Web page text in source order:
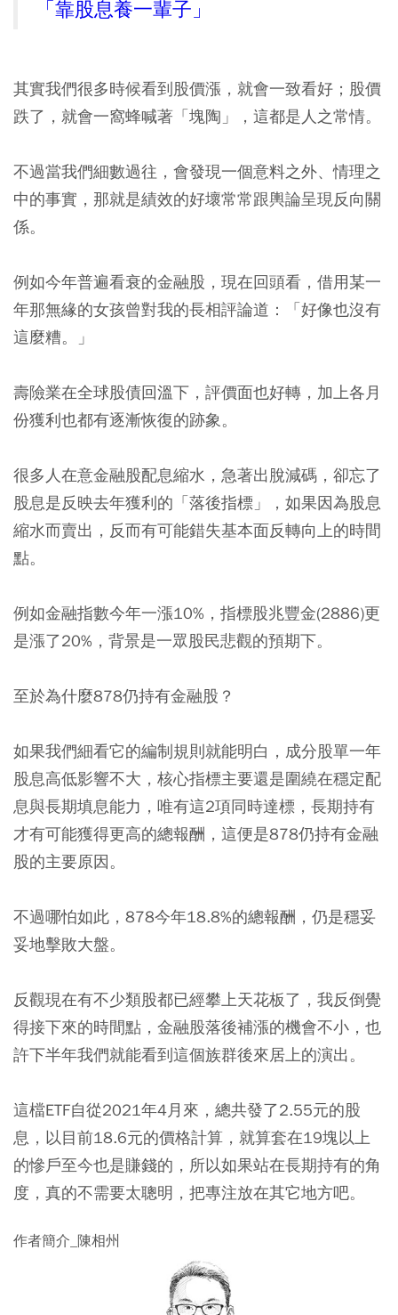
「靠股息養一輩子」
其實我們很多時候看到股價漲，就會一致看好；股價
跌了，就會一窩蜂喊著「塊陶」，這都是人之常情。
不過當我們細數過往，會發現一個意料之外、情理之
中的事實，那就是績效的好壞常常跟輿論呈現反向關
係。
例如今年普遍看衰的金融股，現在回頭看，借用某一
年那無緣的女孩曾對我的長相評論道：「好像也沒有
這麼糟。」
壽險業在全球股債回溫下，評價面也好轉，加上各月
份獲利也都有逐漸恢復的跡象。
很多人在意金融股配息縮水，急著出脫減碼，卻忘了
股息是反映去年獲利的「落後指標」，如果因為股息
縮水而賣出，反而有可能錯失基本面反轉向上的時間
點。
例如金融指數今年一漲10%，指標股兆豐金(2886)更
是漲了20%，背景是一眾股民悲觀的預期下。
至於為什麼878仍持有金融股？
如果我們細看它的編制規則就能明白，成分股單一年
股息高低影響不大，核心指標主要還是圍繞在穩定配
息與長期填息能力，唯有這2項同時達標，長期持有
才有可能獲得更高的總報酬，這便是878仍持有金融
股的主要原因。
不過哪怕如此，878今年18.8%的總報酬，仍是穩妥
妥地擊敗大盤。
反觀現在有不少類股都已經攀上天花板了，我反倒覺
得接下來的時間點，金融股落後補漲的機會不小，也
許下半年我們就能看到這個族群後來居上的演出。
這檔ETF自從2021年4月來，總共發了2.55元的股
息，以目前18.6元的價格計算，就算套在19塊以上
的慘戶至今也是賺錢的，所以如果站在長期持有的角
度，真的不需要太聰明，把專注放在其它地方吧。
作者簡介_陳相州